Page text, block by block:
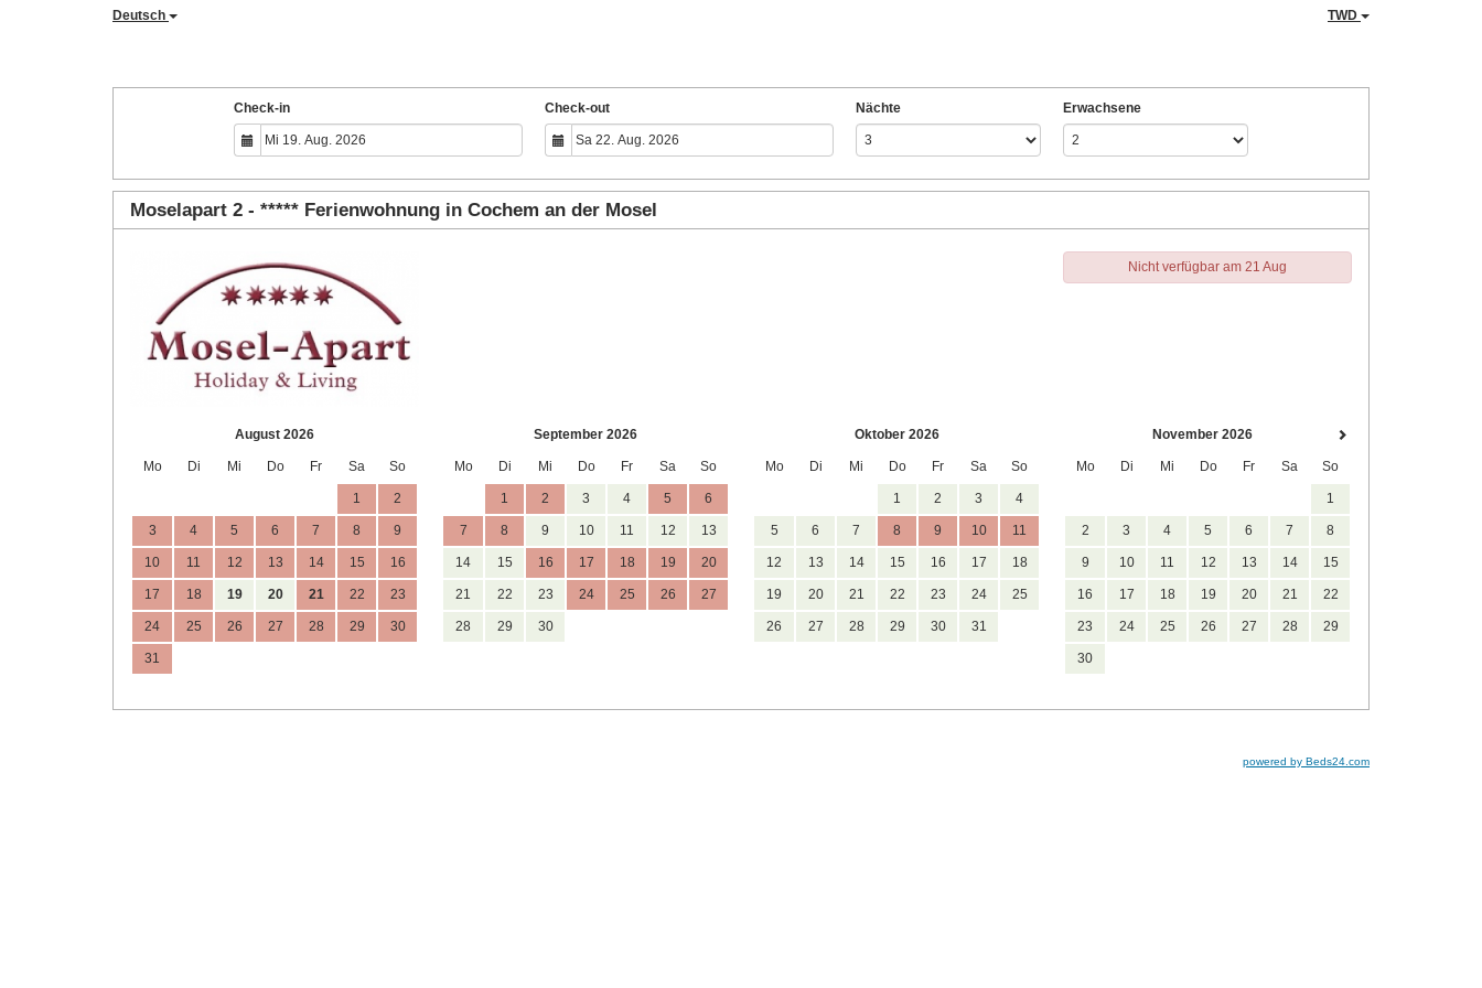
Deutsch TWD
Check-in Check-out Nächte Erwachsene
Moselapart 2 - ***** Ferienwohnung in Cochem an der Mosel
Nicht verfügbar am 21 Aug
August 2026
Mo Di Mi Do Fr Sa So
1 2
3 4 5 6 7 8 9
10 11 12 13 14 15 16
17 18 19 20 21 22 23
24 25 26 27 28 29 30
31
September 2026
Mo Di Mi Do Fr Sa So
1 2 3 4 5 6
7 8 9 10 11 12 13
14 15 16 17 18 19 20
21 22 23 24 25 26 27
28 29 30
Oktober 2026
Mo Di Mi Do Fr Sa So
1 2 3 4
5 6 7 8 9 10 11
12 13 14 15 16 17 18
19 20 21 22 23 24 25
26 27 28 29 30 31
November 2026
Mo Di Mi Do Fr Sa So
1
2 3 4 5 6 7 8
9 10 11 12 13 14 15
16 17 18 19 20 21 22
23 24 25 26 27 28 29
30
powered by Beds24.com